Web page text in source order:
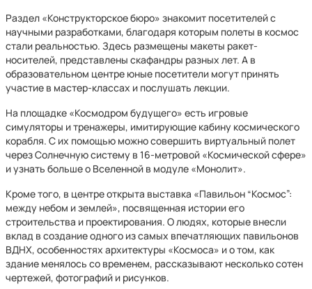
Раздел «Конструкторское бюро» знакомит посетителей с
научными разработками, благодаря которым полеты в космос
стали реальностью. Здесь размещены макеты ракет-
носителей, представлены скафандры разных лет. А в
образовательном центре юные посетители могут принять
участие в мастер-классах и послушать лекции.
На площадке «Космодром будущего» есть игровые
симуляторы и тренажеры, имитирующие кабину космического
корабля. С их помощью можно совершить виртуальный полет
через Солнечную систему в 16-метровой «Космической сфере»
и узнать больше о Вселенной в модуле «Монолит».
Кроме того, в центре открыта выставка «Павильон “Космос”:
между небом и землей», посвященная истории его
строительства и проектирования. О людях, которые внесли
вклад в создание одного из самых впечатляющих павильонов
ВДНХ, особенностях архитектуры «Космоса» и о том, как
здание менялось со временем, рассказывают несколько сотен
чертежей, фотографий и рисунков.